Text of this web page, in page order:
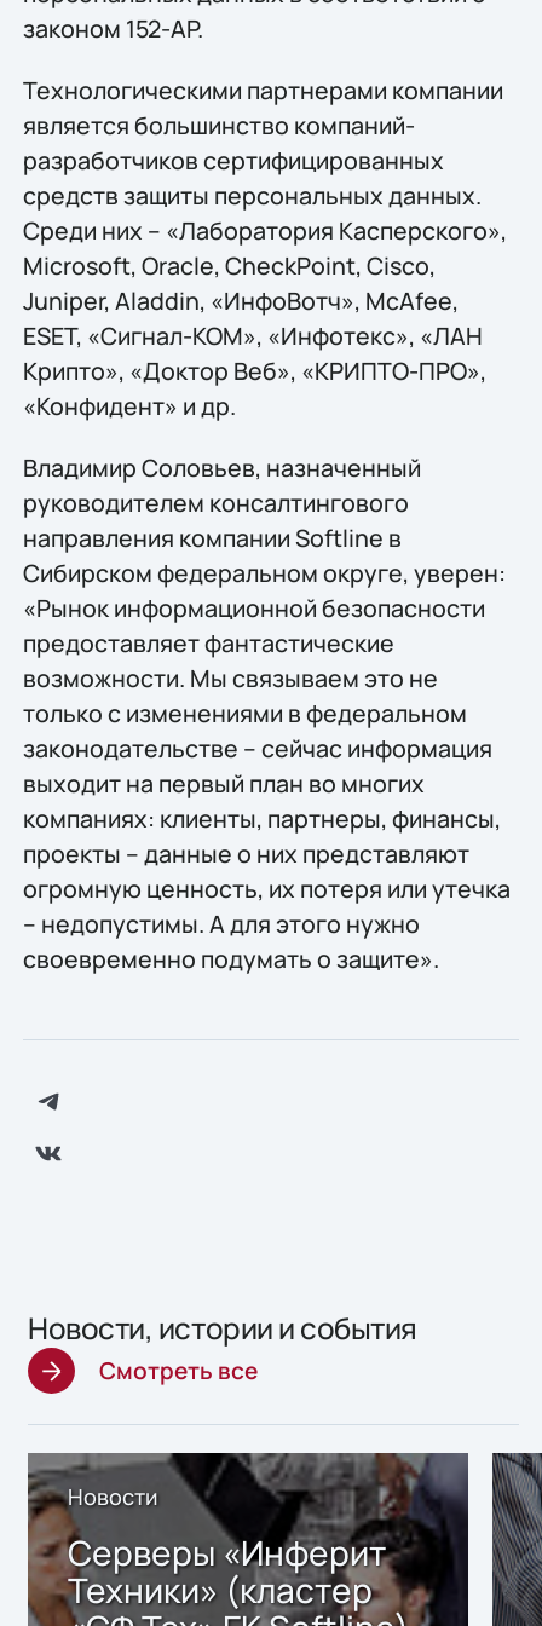
законом 152-AP.
Технологическими партнерами компании
является большинство компаний-
разработчиков сертифицированных
средств защиты персональных данных.
Среди них – «Лаборатория Касперского»,
Microsoft, Oracle, CheckPoint, Cisco,
Juniper, Aladdin, «ИнфоВотч», McAfee,
ESET, «Сигнал-КОМ», «Инфотекс», «ЛАН
Крипто», «Доктор Веб», «КРИПТО-ПРО»,
«Конфидент» и др.
Владимир Соловьев, назначенный
руководителем консалтингового
направления компании Softline в
Сибирском федеральном округе, уверен:
«Рынок информационной безопасности
предоставляет фантастические
возможности. Мы связываем это не
только с изменениями в федеральном
законодательстве – сейчас информация
выходит на первый план во многих
компаниях: клиенты, партнеры, финансы,
проекты – данные о них представляют
огромную ценность, их потеря или утечка
– недопустимы. А для этого нужно
своевременно подумать о защите».
Новости, истории и события
Смотреть все
Новости
Серверы «Инферит
Техники» (кластер